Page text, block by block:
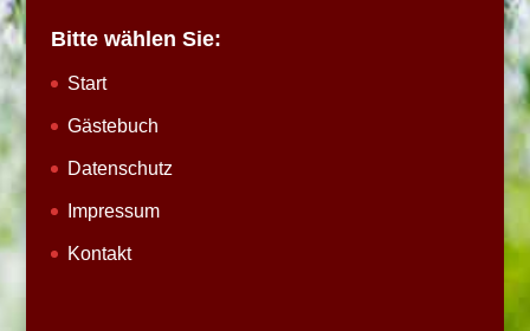
Bitte wählen Sie:
Start
Gästebuch
Datenschutz
Impressum
Kontakt